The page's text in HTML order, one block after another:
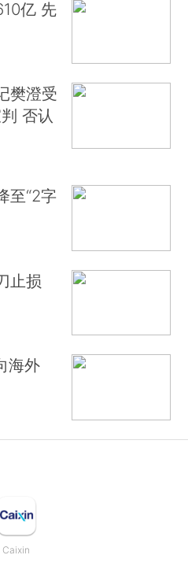
亿 先
樊澄受
否认
至“2字
止损
海外
Caixin